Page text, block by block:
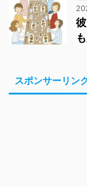
スポンサーリン